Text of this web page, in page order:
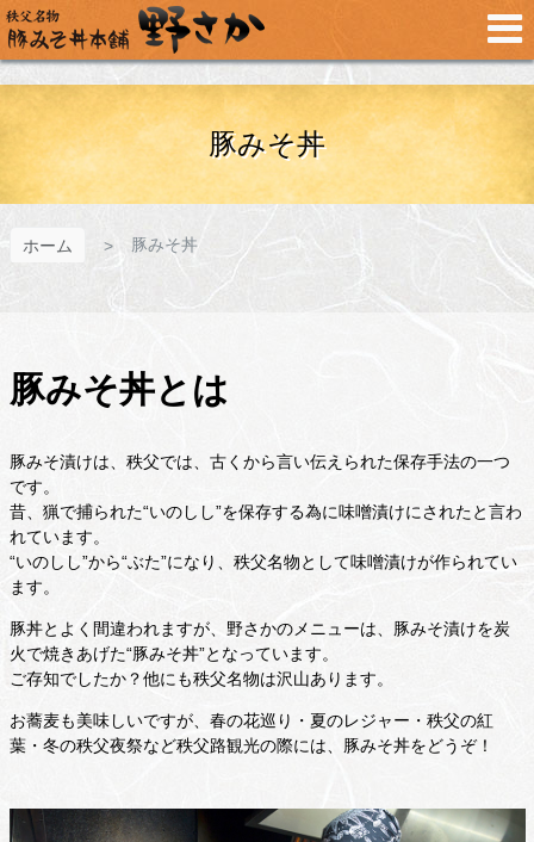
メ
イ
ン
コ
豚みそ丼
ホーム 豚みそ丼
豚みそ丼とは
豚みそ漬けは、秩父では、古くから言い伝えられた保存手法の一つ
です。
昔、猟で捕られた“いのしし”を保存する為に味噌漬けにされたと言わ
れています。
“いのしし”から“ぶた”になり、秩父名物として味噌漬けが作られてい
ます。
豚丼とよく間違われますが、野さかのメニューは、豚みそ漬けを炭
火で焼きあげた“豚みそ丼”となっています。
ご存知でしたか？他にも秩父名物は沢山あります。
お蕎麦も美味しいですが、春の花巡り・夏のレジャー・秩父の紅
葉・冬の秩父夜祭など秩父路観光の際には、豚みそ丼をどうぞ！